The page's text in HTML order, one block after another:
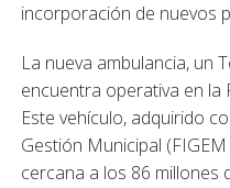
incorporación de nuevos
La nueva ambulancia, un
encuentra operativa en la
Este vehículo, adquirido
Gestión Municipal
cercana a los 86 millones